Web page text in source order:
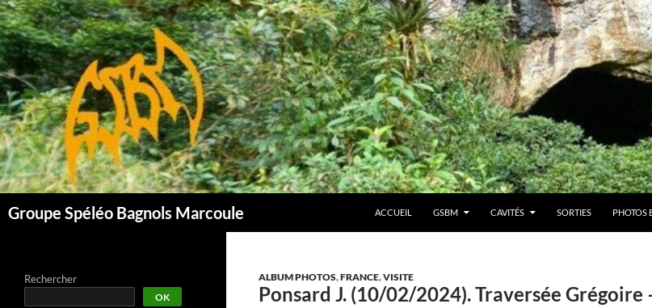
Aller
au
contenu
Groupe Spéléo Bagnols Marcoule ACCUEIL GSBM CAVITÉS SORTIES PHOTOS
ALBUM PHOTOS,FRANCE,VISITE
Ponsard J. (10/02/2024). Traversée Grégoire
Rechercher
OK